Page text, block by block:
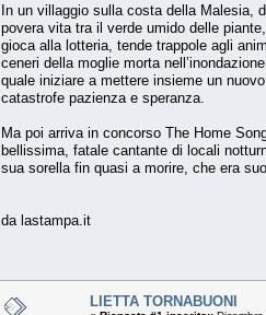
In un villaggio sulla costa della Malesia,
povera vita tra il verde umido delle
gioca alla lotteria, tende trappole agli
ceneri della moglie morta
quale iniziare a mettere insieme un
catastrofe pazienza e speranza.
Ma poi arriva in concorso The Home
bellissima, fatale cantante di locali
sua sorella fin quasi a morire, che era
da lastampa.it
LIETTA TORNABUONI